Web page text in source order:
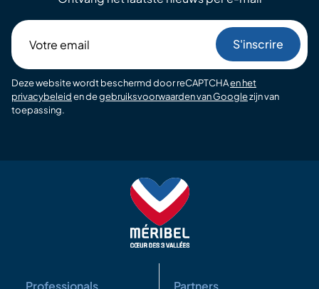
email
Deze website wordt beschermd door reCAPTCHAen het
privacybeleiden degebruiksvoorwaarden van Googlezijn van
toepassing.
Professionals Partners